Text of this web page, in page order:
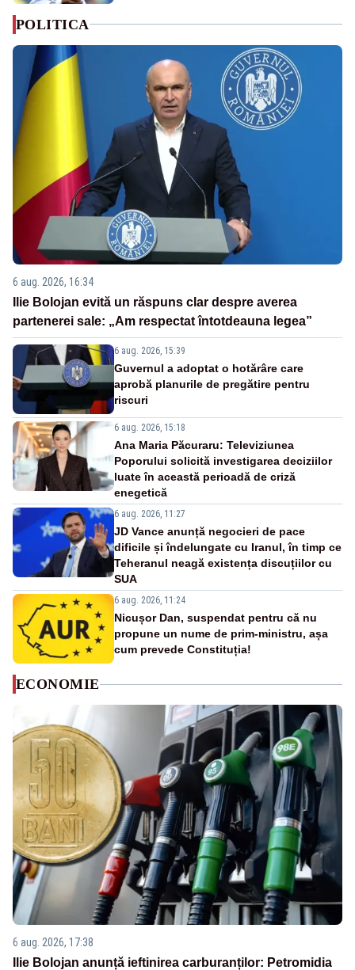
POLITICA
6 aug. 2026, 16:34
Ilie Bolojan evită un răspuns clar despre averea
partenerei sale: „Am respectat întotdeauna legea”
6 aug. 2026, 15:39
Guvernul a adoptat o hotărâre care
aprobă planurile de pregătire pentru
riscuri
6 aug. 2026, 15:18
Ana Maria Păcuraru: Televiziunea
Poporului solicită investigarea deciziilor
luate în această perioadă de criză
enegetică
6 aug. 2026, 11:27
JD Vance anunță negocieri de pace
dificile și îndelungate cu Iranul, în timp ce
Teheranul neagă existența discuțiilor cu
SUA
6 aug. 2026, 11:24
Nicușor Dan, suspendat pentru că nu
propune un nume de prim-ministru, așa
cum prevede Constituția!
ECONOMIE
6 aug. 2026, 17:38
Ilie Bolojan anunță ieftinirea carburanților: Petromidia